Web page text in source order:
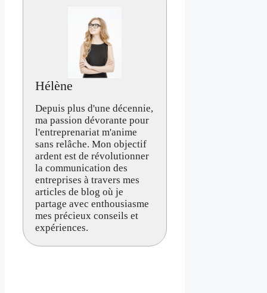
Hélène
Depuis plus d'une décennie,
ma passion dévorante pour
l'entreprenariat m'anime
sans relâche. Mon objectif
ardent est de révolutionner
la communication des
entreprises à travers mes
articles de blog où je
partage avec enthousiasme
mes précieux conseils et
expériences.